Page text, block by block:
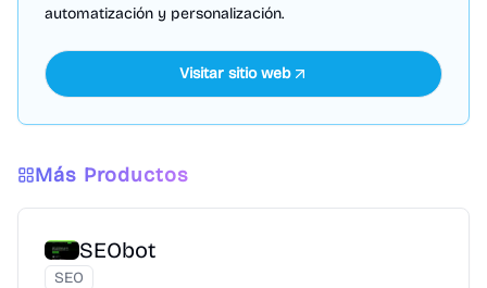
automatización y personalización.
Visitar sitio web
Más Productos
SEObot
SEO